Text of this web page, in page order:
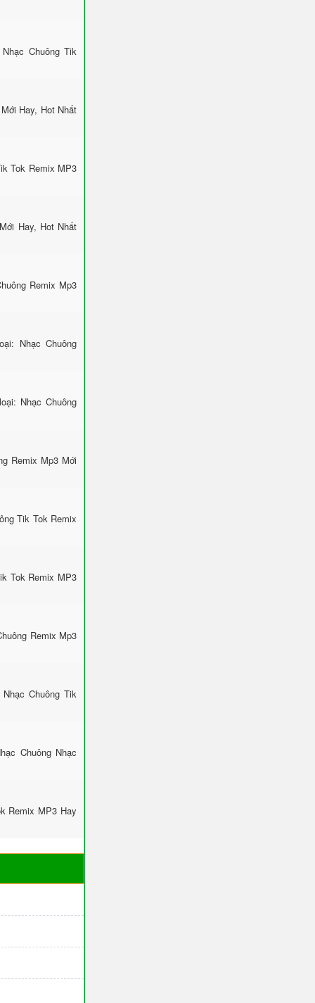
Chuông Tik
Hay, Hot Nhất
Tok Remix MP3
Hay, Hot Nhất
Remix Mp3
Nhạc Chuông
Nhạc Chuông
Remix Mp3 Mới
Tik Tok Remix
Tok Remix MP3
Remix Mp3
Chuông Tik
Chuông Nhạc
Remix MP3 Hay